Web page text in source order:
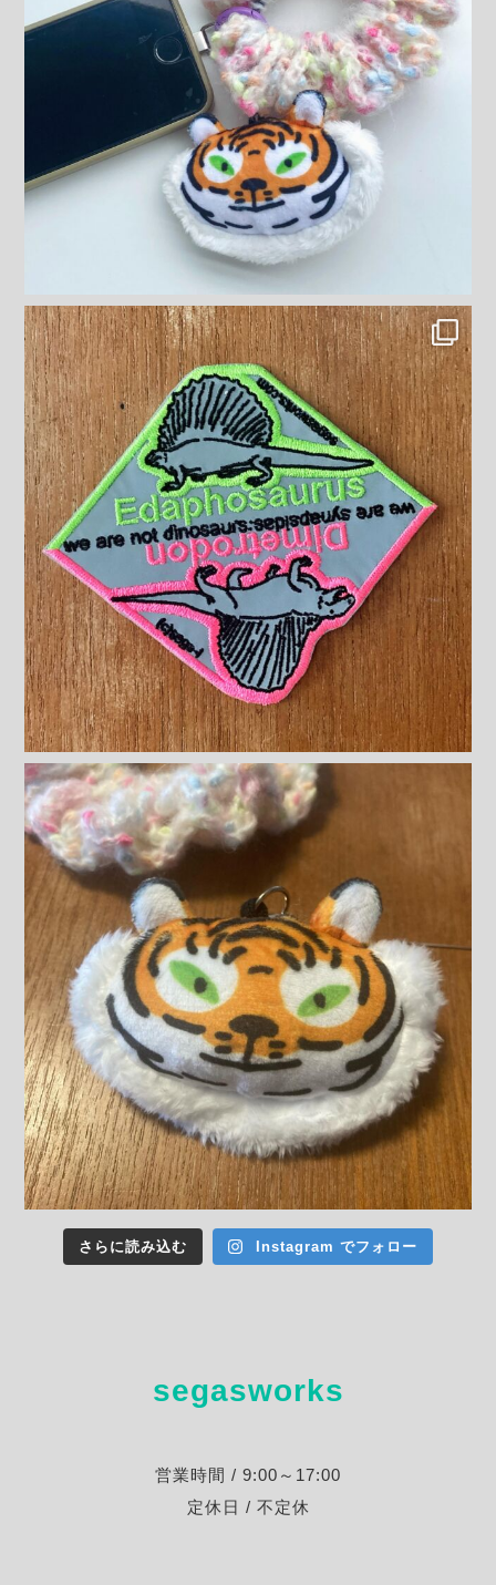
segasworks
営業時間 / 9:00～17:00
定休日 / 不定休
さらに読み込む Instagram でフォロー